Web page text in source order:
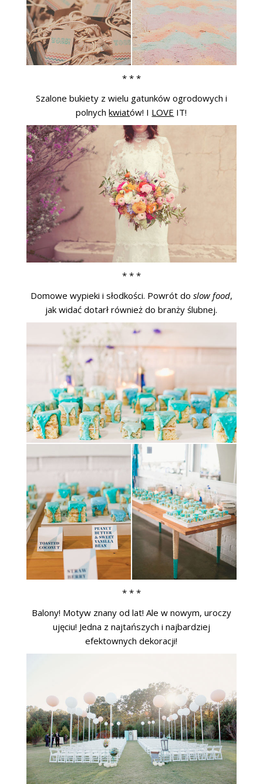
* * *
Szalone bukiety z wielu gatunków ogrodowych i
polnychkwiatów! I LOVE IT!
* * *
Domowe wypieki i słodkości. Powrót do slow food,
jak widać dotarł również do branży ślubnej.
* * *
Balony! Motyw znany od lat! Ale w nowym, uroczy
ujęciu! Jedna z najtańszych i najbardziej
efektownych dekoracji!